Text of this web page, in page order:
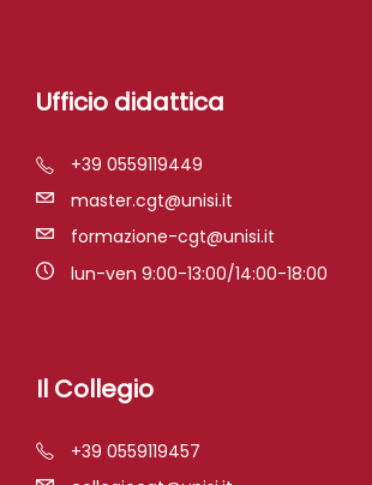
Ufficio didattica
+39 0559119449
master.cgt@unisi.it
formazione-cgt@unisi.it
lun-ven 9:00-13:00/14:00-18:00
Il Collegio
+39 0559119457